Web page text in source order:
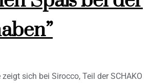
sich bei Sirocco, Teil der SCHAKO